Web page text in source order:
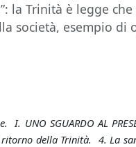
la Trinità è legge
società, esempio di
I. UNO SGUARDO AL
della Trinità. 4. La